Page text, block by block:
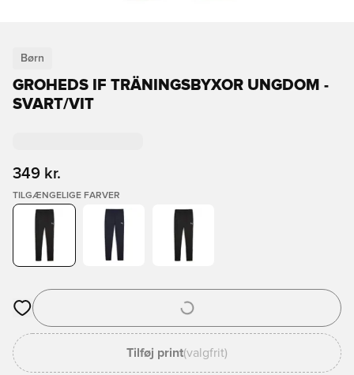
Børn
GROHEDS IF TRÄNINGSBYXOR UNGDOM -
SVART/VIT
349 kr.
TILGÆNGELIGE FARVER
Åbner en Modal til at logge ind eller tilmelde dig som medlem
Tilføj print(valgfrit)